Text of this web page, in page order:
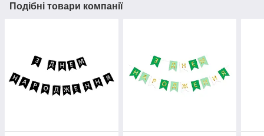
Подібні товари компанії